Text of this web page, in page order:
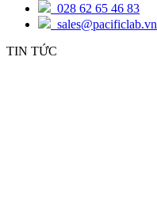
028 62 65 46 83
sales@pacificlab.vn
TIN TỨC